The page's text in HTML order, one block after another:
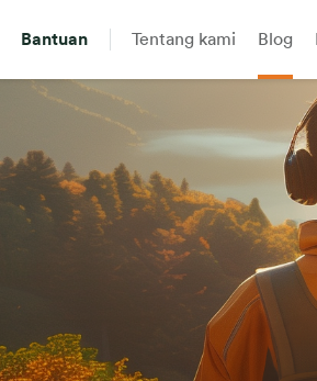
Bantuan Tentang kami Blog